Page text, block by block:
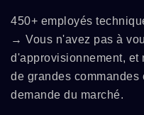
450+ employés
→ Vous n'avez pas à
d'approvisionnement, et
de grandes
demande du marché.